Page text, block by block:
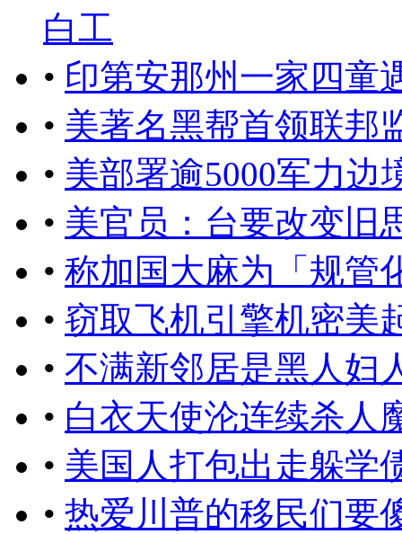
白工
• 印第安那州一家四童
• 美著名黑帮首领联邦
• 美部署逾5000军力边
• 美官员：台要改变旧
• 称加国大麻为「规管
• 窃取飞机引擎机密美
• 不满新邻居是黑人妇
• 白衣天使沦连续杀人
• 美国人打包出走躲学
• 热爱川普的移民们要